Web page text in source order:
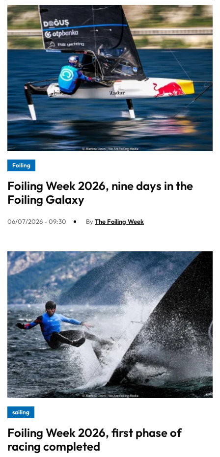
Foiling
Foiling Week 2026, nine days in the
Foiling Galaxy
06/07/2026 - 09:30 ByThe Foiling Week
sailing
Foiling Week 2026, first phase of
racing completed